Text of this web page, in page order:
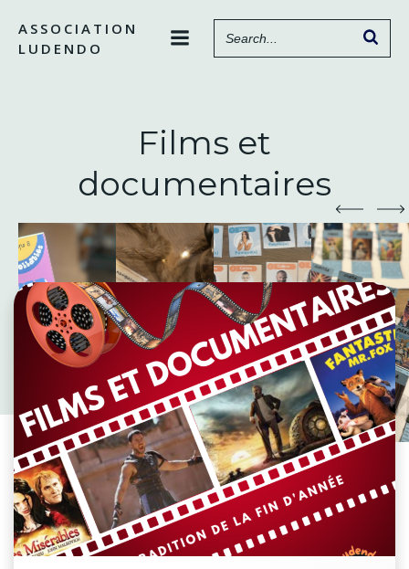
contenu
ASSOCIATION
LUDENDO
Films et
documentaires